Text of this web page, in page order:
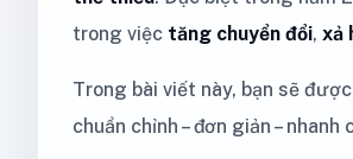
trong việc tăng chuyển đổi, xả
Trong bài viết này, bạn sẽ
chuẩn chỉnh – đơn giản – nhanh